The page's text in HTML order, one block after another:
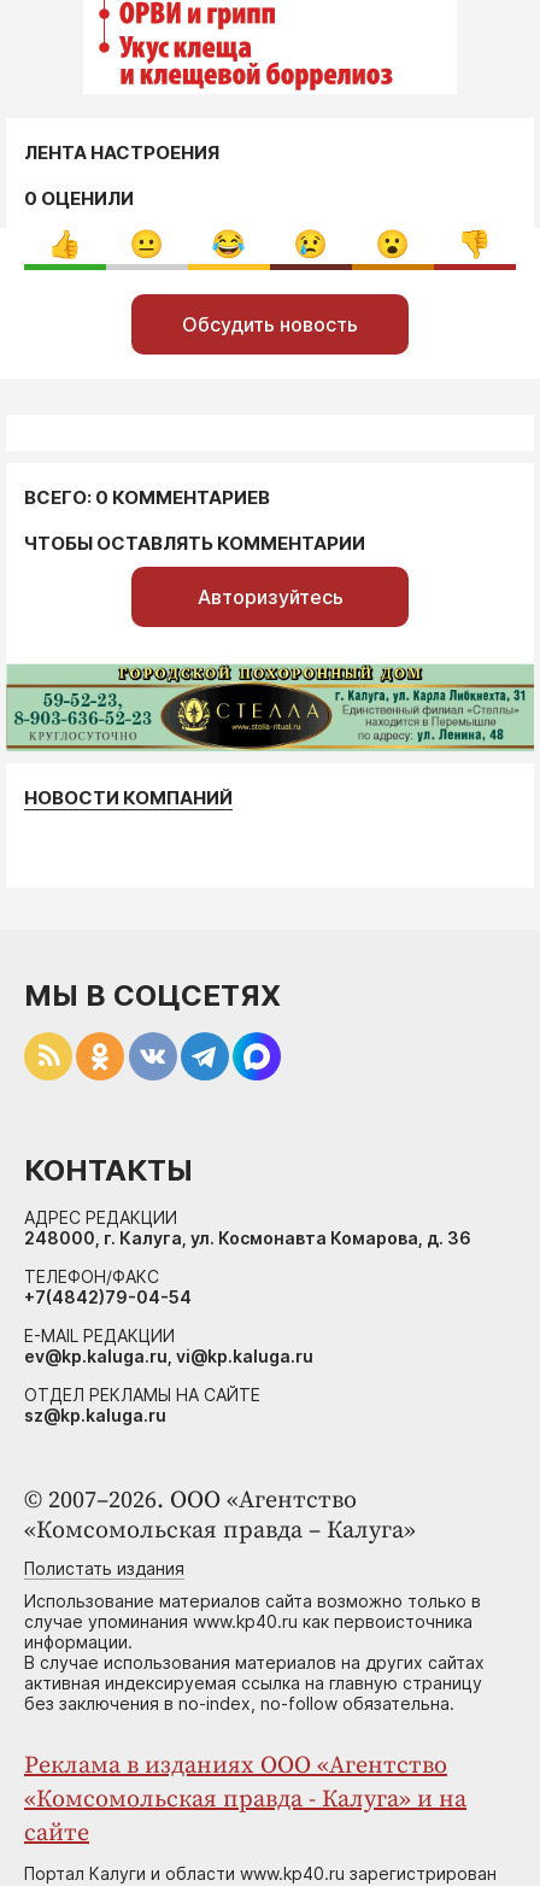
ЛЕНТА НАСТРОЕНИЯ
0 ОЦЕНИЛИ
Обсудить новость
ВСЕГО: 0 КОММЕНТАРИЕВ
ЧТОБЫ ОСТАВЛЯТЬ КОММЕНТАРИИ
Авторизуйтесь
НОВОСТИ КОМПАНИЙ
© 2007–2026. ООО «Агентство
«Комсомольская правда – Калуга»
Полистать издания
Использование материалов сайта возможно только в
случае упоминания www.kp40.ru как первоисточника
информации.
В случае использования материалов на других сайтах
активная индексируемая ссылка на главную страницу
без заключения в no-index, no-follow обязательна.
Реклама в изданиях ООО «Агентство
«Комсомольская правда - Калуга» и на
сайте
Портал Калуги и области www.kp40.ru зарегистрирован
МЫ В СОЦСЕТЯХ
КОНТАКТЫ
АДРЕС РЕДАКЦИИ
248000, г. Калуга, ул. Космонавта Комарова, д. 36
ТЕЛЕФОН/ФАКС
+7(4842)79-04-54
E-MAIL РЕДАКЦИИ
ev@kp.kaluga.ru, vi@kp.kaluga.ru
ОТДЕЛ РЕКЛАМЫ НА САЙТЕ
sz@kp.kaluga.ru